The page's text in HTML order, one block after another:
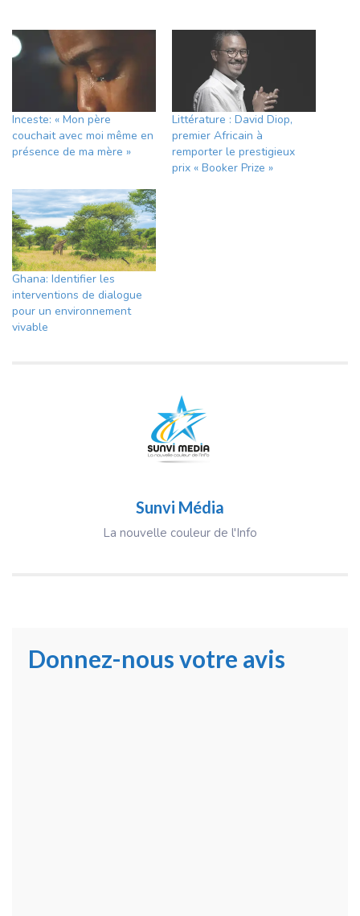
Inceste: « Mon père
couchait avec moi même en
présence de ma mère »
Littérature : David Diop,
premier Africain à
remporter le prestigieux
prix « Booker Prize »
Ghana: Identifier les
interventions de dialogue
pour un environnement
vivable
Sunvi Média
La nouvelle couleur de l'Info
Donnez-nous votre avis